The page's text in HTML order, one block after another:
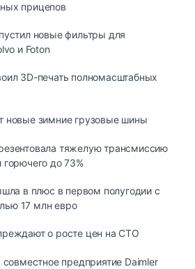
прицепов
новые фильтры для
и Foton
3D-печать полномасштабных
новые зимние грузовые шины
тяжелую трансмиссию
горючего до 73%
в плюс в первом полугодии с
17 млн евро
о росте цен на СТО
предприятие Daimler